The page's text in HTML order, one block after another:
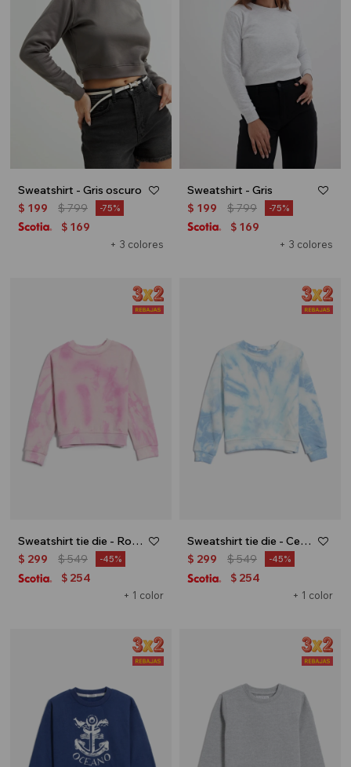
Sweatshirt - Gris oscuro
+ 3 colores
$ 199 $799 75
$ 169
Sweatshirt - Gris
+ 3 colores
$ 199 $799 75
$ 169
Sweatshirt tie die - Rosado
+ 1 color
$ 299 $549 45
$ 254
Sweatshirt tie die - Celeste
+ 1 color
$ 299 $549 45
$ 254